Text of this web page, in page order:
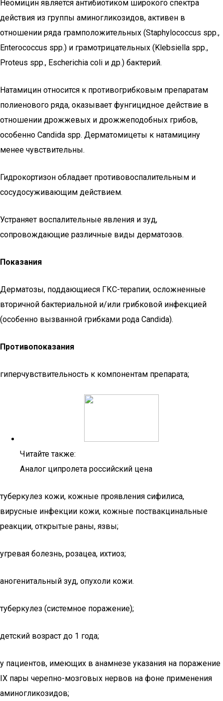
Неомицин является антибиотиком широкого спектра
действия из группы аминогликозидов, активен в
отношении ряда грамположительных (Staphylococcus spp.,
Enterococcus spp.) и грамотрицательных (Klebsiella spp.,
Proteus spp., Escherichia coli и др.) бактерий.
Натамицин относится к противогрибковым препаратам
полиенового ряда, оказывает фунгицидное действие в
отношении дрожжевых и дрожжеподобных грибов,
особенно Candida spp. Дерматомицеты к натамицину
менее чувствительны.
Гидрокортизон обладает противовоспалительным и
сосудосуживающим действием.
Устраняет воспалительные явления и зуд,
сопровождающие различные виды дерматозов.
Показания
Дерматозы, поддающиеся ГКС-терапии, осложненные
вторичной бактериальной и/или грибковой инфекцией
(особенно вызванной грибками рода Candida).
Противопоказания
гиперчувствительность к компонентам препарата;
Читайте также:
Аналог ципролета российский цена
туберкулез кожи, кожные проявления сифилиса,
вирусные инфекции кожи, кожные поствакцинальные
реакции, открытые раны, язвы;
угревая болезнь, розацеа, ихтиоз;
аногенитальный зуд, опухоли кожи.
туберкулез (системное поражение);
детский возраст до 1 года;
у пациентов, имеющих в анамнезе указания на поражение
IX пары черепно-мозговых нервов на фоне применения
аминогликозидов;